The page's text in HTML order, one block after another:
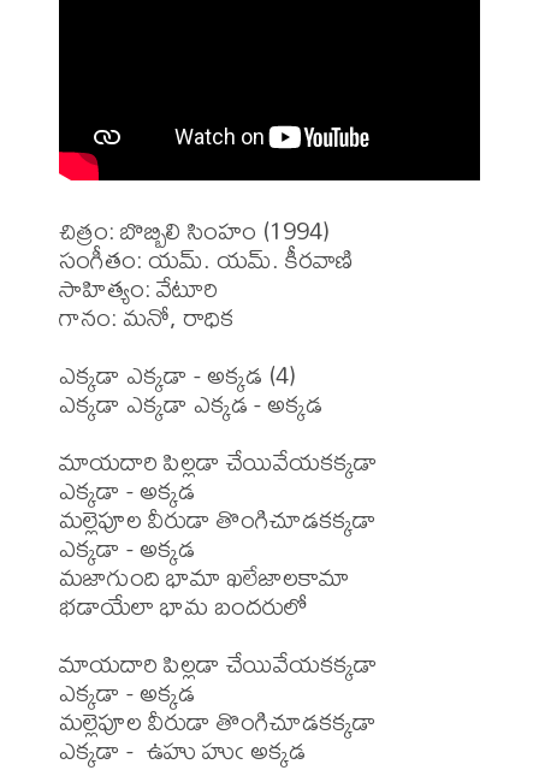
చిత్రం: బొబ్బిలి సింహం (1994)
సంగీతం: యమ్. యమ్. కీరవాణి
సాహిత్యం: వేటూరి
గానం: మనో, రాధిక
ఎక్కడా ఎక్కడా - అక్కడ (4)
ఎక్కడా ఎక్కడా ఎక్కడ - అక్కడ
మాయదారి పిల్లడా చేయివేయకక్కడా
ఎక్కడా - అక్కడ
మల్లెపూల వీరుడా తొంగిచూడకక్కడా
ఎక్కడా - అక్కడ
మజాగుంది భామా ఖలేజాలకామా
భడాయేలా భామ బందరులో
మాయదారి పిల్లడా చేయివేయకక్కడా
ఎక్కడా - అక్కడ
మల్లెపూల వీరుడా తొంగిచూడకక్కడా
ఎక్కడా -  ఉహు హుఁ అక్కడ